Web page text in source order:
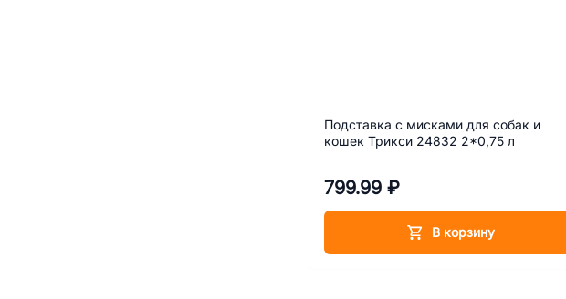
Подставка с мисками для собак и
кошек Трикси 24832 2*0,75 л
799.99 ₽
В корзину